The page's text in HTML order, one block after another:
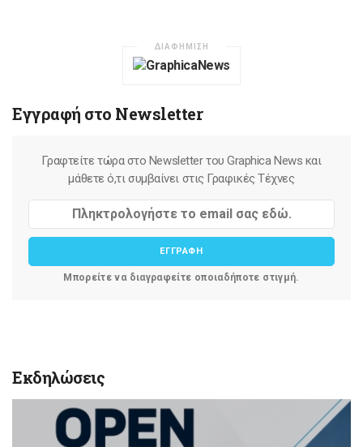
ΔΙΑΦΗΜΙΣΗ
Εγγραφή στο Newsletter
Γραφτείτε τώρα στο Newsletter του Graphica News και
μάθετε ό,τι συμβαίνει στις Γραφικές Τέχνες
ΕΓΓΡΑΦΗ
Μπορείτε να διαγραφείτε οποιαδήποτε στιγμή.
Εκδηλώσεις